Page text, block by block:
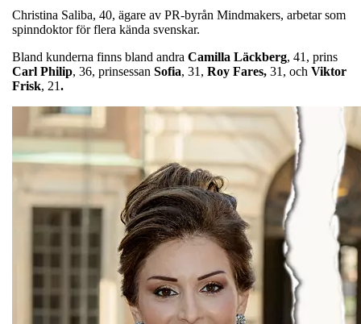
Christina Saliba, 40, ägare av PR-byrån Mindmakers, arbetar som
spinndoktor för flera kända svenskar.
Bland kunderna finns bland andra Camilla Läckberg, 41, prins
Carl Philip, 36, prinsessan Sofia, 31, Roy Fares, 31, och Viktor
Frisk, 21.